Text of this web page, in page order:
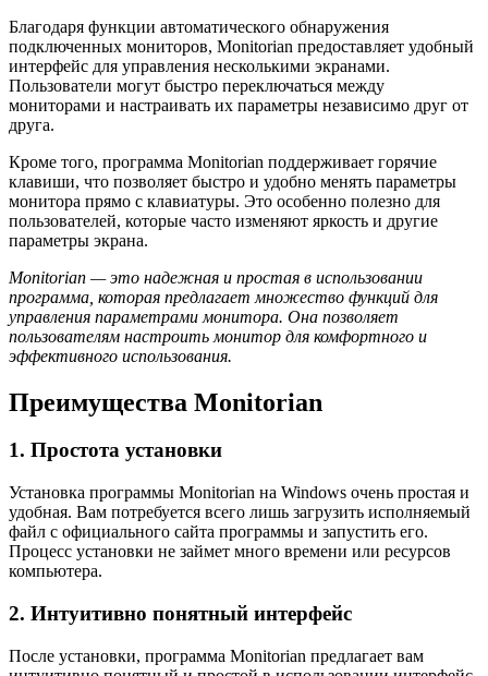
Благодаря функции автоматического обнаружения
подключенных мониторов, Monitorian предоставляет удобный
интерфейс для управления несколькими экранами.
Пользователи могут быстро переключаться между
мониторами и настраивать их параметры независимо друг от
друга.
Кроме того, программа Monitorian поддерживает горячие
клавиши, что позволяет быстро и удобно менять параметры
монитора прямо с клавиатуры. Это особенно полезно для
пользователей, которые часто изменяют яркость и другие
параметры экрана.
Monitorian — это надежная и простая в использовании
программа, которая предлагает множество функций для
управления параметрами монитора. Она позволяет
пользователям настроить монитор для комфортного и
эффективного использования.
Преимущества Monitorian
1. Простота установки
Установка программы Monitorian на Windows очень простая и
удобная. Вам потребуется всего лишь загрузить исполняемый
файл с официального сайта программы и запустить его.
Процесс установки не займет много времени или ресурсов
компьютера.
2. Интуитивно понятный интерфейс
После установки, программа Monitorian предлагает вам